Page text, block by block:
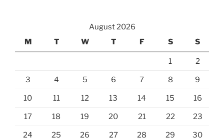
August 2026
M
T W T F S S
1 2
3 4 5 6 7 8 9
10 11 12 13 14 15 16
17 18 19 20 21 22 23
24 25 26 27 28 29 30